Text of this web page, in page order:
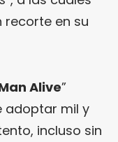
recorte en su
Alive”
adoptar mil y
incluso sin